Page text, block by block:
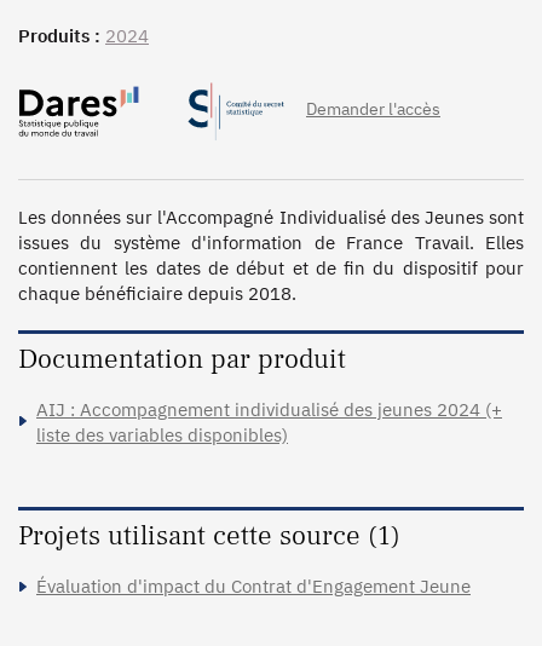
Produits : 2024
Demander l'accès
Les données sur l'Accompagné Individualisé des Jeunes sont
issues du système d'information de France Travail. Elles
contiennent les dates de début et de fin du dispositif pour
chaque bénéficiaire depuis 2018.
Documentation par produit
AIJ : Accompagnement individualisé des jeunes 2024 (+
liste des variables disponibles)
Projets utilisant cette source (1)
Évaluation d'impact du Contrat d'Engagement Jeune